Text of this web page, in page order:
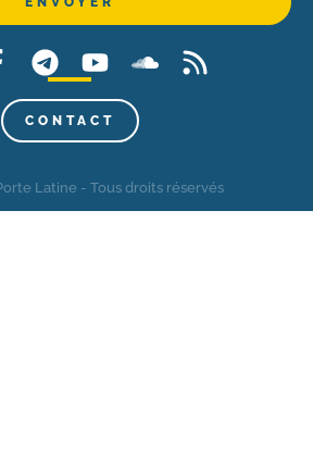
CONTACT
Latine - Tous droits réservés